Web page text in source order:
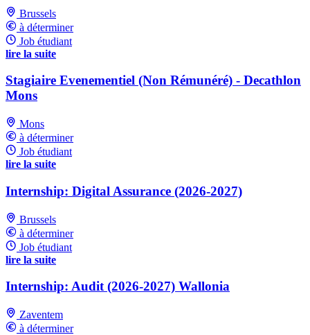
Brussels
à déterminer
Job étudiant
lire la suite
Stagiaire Evenementiel (Non Rémunéré) - Decathlon
Mons
Mons
à déterminer
Job étudiant
lire la suite
Internship: Digital Assurance (2026-2027)
Brussels
à déterminer
Job étudiant
lire la suite
Internship: Audit (2026-2027) Wallonia
Zaventem
à déterminer